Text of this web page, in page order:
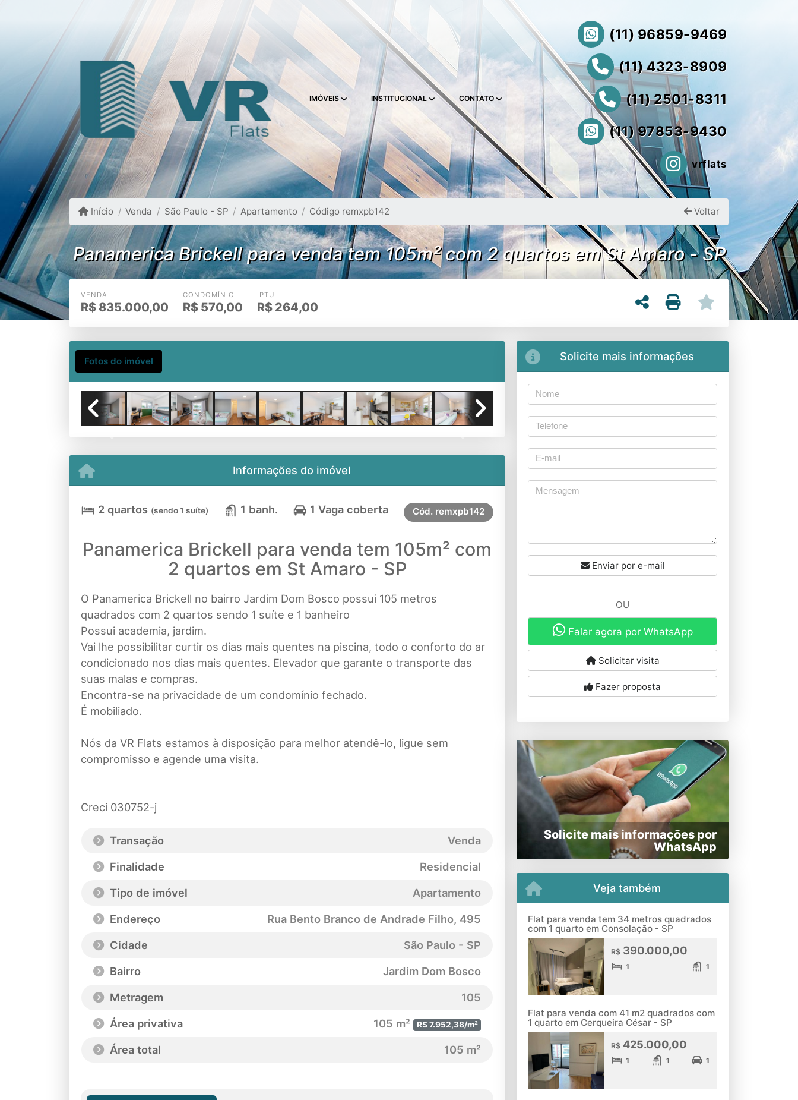
IMÓVEIS INSTITUCIONAL CONTATO
(11) 96859-9469
(11) 4323-8909
(11) 2501-8311
(11) 97853-9430
vrflats
Início Venda São Paulo - SP Apartamento Código remxpb142 Voltar
Panamerica Brickell para venda tem 105m² com 2 quartos em St Amaro - SP
VENDA
R$ 835.000,00
CONDOMÍNIO
R$ 570,00
IPTU
R$ 264,00
Fotos do imóvel
Informações do imóvel
2 quartos (sendo 1 suíte) 1 banh. 1 Vaga coberta Cód. remxpb142
Panamerica Brickell para venda tem 105m² com
2 quartos em St Amaro - SP
O Panamerica Brickell no bairro Jardim Dom Bosco possui 105 metros
quadrados com 2 quartos sendo 1 suíte e 1 banheiro
Possui academia, jardim.
Vai lhe possibilitar curtir os dias mais quentes na piscina, todo o conforto do ar
condicionado nos dias mais quentes. Elevador que garante o transporte das
suas malas e compras.
Encontra-se na privacidade de um condomínio fechado.
É mobiliado.
Nós da VR Flats estamos à disposição para melhor atendê-lo, ligue sem
compromisso e agende uma visita.
Creci 030752-j
Transação
Venda
Finalidade
Residencial
Tipo de imóvel
Apartamento
Endereço
Rua Bento Branco de Andrade Filho, 495
Cidade
São Paulo - SP
Bairro
Jardim Dom Bosco
Metragem
105
Área privativa
105 m² R$ 7.952,38/m²
Área total 105 m²
Solicite mais informações
Enviar por e-mail
OU
Falar agora por WhatsApp
Solicitar visita
Fazer proposta
Solicite mais informações por
WhatsApp
Veja também
Flat para venda tem 34 metros quadrados
com 1 quarto em Consolação - SP
R$390.000,00
1 1
Flat para venda com 41 m2 quadrados com
1 quarto em Cerqueira César - SP
R$425.000,00
1 1 1